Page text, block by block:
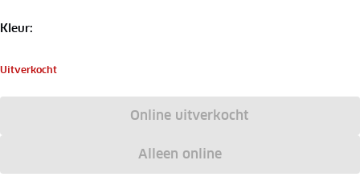
Kleur:
Uitverkocht
Online uitverkocht
Alleen online